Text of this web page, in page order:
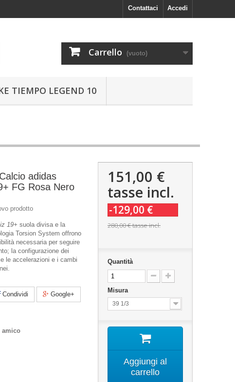
Accedi
Contattaci
Carrello (vuoto)
TIEMPO LEGEND 10
adidas
FG Rosa Nero
prodotto
19+ suola divisa e la
Torsion System offrono
necessaria per seguire
la configurazione dei
le accelerazioni e i cambi
Condividi Google+
amico
151,00 €
tasse incl.
-129,00 €
280,00 €tasse incl.
Quantità
Misura
39 1/3
Aggiungi al
carrello